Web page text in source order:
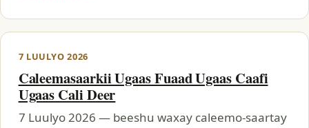
7 LUULYO 2026
Caleemasaarkii Ugaas Fuaad Ugaas Caafi
Ugaas Cali Deer
7 Luulyo 2026 — beeshu waxay caleemo-saartay